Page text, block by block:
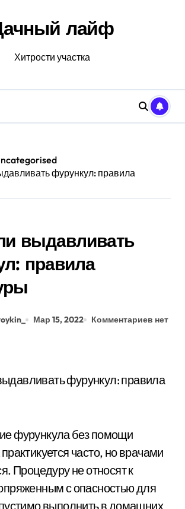
лайф
Хитрости участка
фурункул: правила
выдавливать
правила
Мар 15, 2022 Комментариев нет
фурункула без помощи
часто, но врачами
Процедуру не относят к
с опасностью для
выполнить в домашних